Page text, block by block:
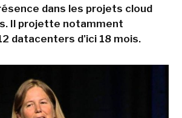
dans les projets cloud
Il projette notamment
datacenters d'ici 18 mois.